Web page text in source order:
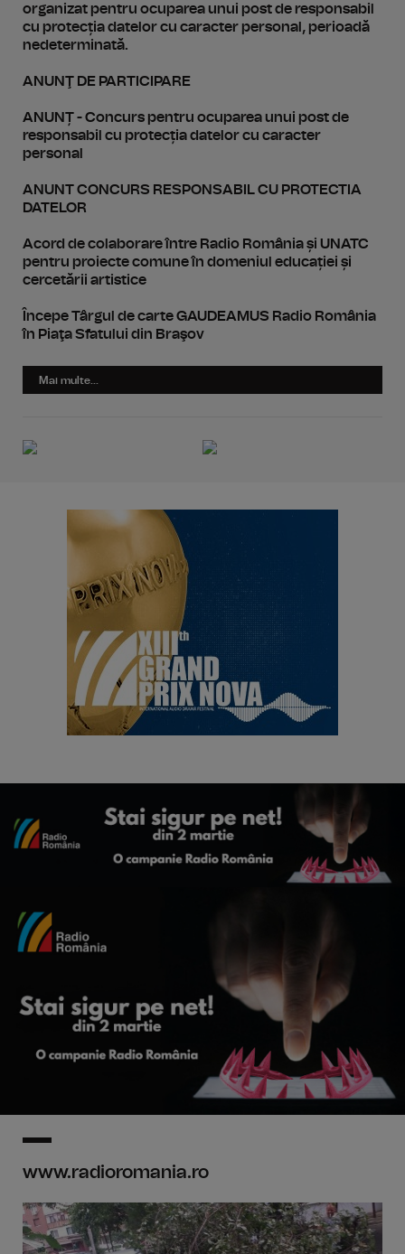
organizat pentru ocuparea unui post de responsabil
cu protecția datelor cu caracter personal, perioadă
nedeterminată.
ANUNŢ DE PARTICIPARE
ANUNȚ - Concurs pentru ocuparea unui post de
responsabil cu protecția datelor cu caracter
personal
ANUNT CONCURS RESPONSABIL CU PROTECTIA
DATELOR
Acord de colaborare între Radio România și UNATC
pentru proiecte comune în domeniul educației și
cercetării artistice
Începe Târgul de carte GAUDEAMUS Radio România
în Piaţa Sfatului din Braşov
Mai multe...
www.radioromania.ro